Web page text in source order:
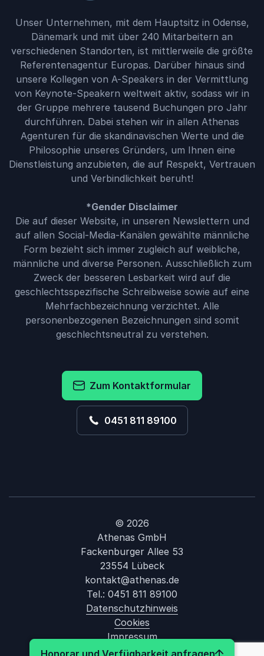
Honorar und Verfügbarkeit anfragen: Michael
Unser Unternehmen, mit dem Hauptsitz in Odense,
Dänemark und mit über 240 Mitarbeitern an
verschiedenen Standorten, ist mittlerweile die größte
Referentenagentur Europas. Darüber hinaus sind
unsere Kollegen von A-Speakers in der Vermittlung
von Keynote-Speakern weltweit aktiv, sodass wir in
der Gruppe mehrere tausend Buchungen pro Jahr
durchführen. Dabei stehen wir in allen Athenas
Agenturen für die skandinavischen Werte und die
Philosophie unseres Gründers, um Ihnen eine
Dienstleistung anzubieten, die auf Respekt, Vertrauen
und Verbindlichkeit beruht!
*Gender Disclaimer
Die auf dieser Website, in unseren Newslettern und
auf allen Social-Media-Kanälen gewählte männliche
Form bezieht sich immer zugleich auf weibliche,
männliche und diverse Personen. Ausschließlich zum
Zweck der besseren Lesbarkeit wird auf die
geschlechtsspezifische Schreibweise sowie auf eine
Mehrfachbezeichnung verzichtet. Alle
personenbezogenen Bezeichnungen sind somit
geschlechtsneutral zu verstehen.
Zum Kontaktformular
0451 811 89100
© 2026
Athenas GmbH
Fackenburger Allee 53
23554 Lübeck
kontakt@athenas.de
Tel.: 0451 811 89100
Datenschutzhinweis
Cookies
Impressum